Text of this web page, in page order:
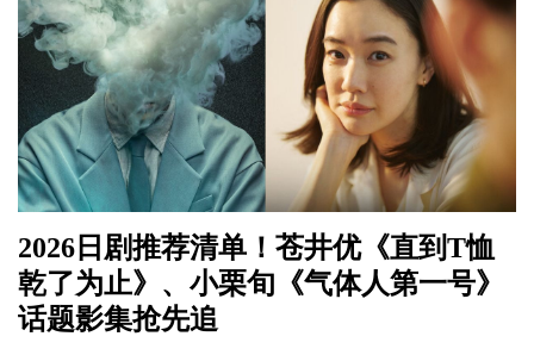
2026日剧推荐清单！苍井优《直到T恤
乾了为止》、小栗旬《气体人第一号》
话题影集抢先追